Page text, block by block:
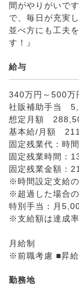
間がやりがいで
で、毎日が充実
並べ方にも工夫
す！』
給与
340万円～500万
社販補助手当
想定月額
基本給/月額
固定残業代：時
固定残業時間：
固定残業金額：
※時間設定支給
※超過した場合
特別手当：月
※支給額は達成
月給制
※前職考慮 ■昇給
勤務地